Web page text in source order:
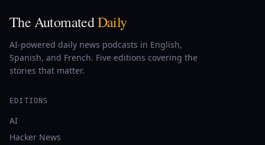
The AutomatedDaily
AI-powered daily news podcasts in English,
Spanish, and French. Five editions covering the
stories that matter.
EDITIONS
AI
Hacker News